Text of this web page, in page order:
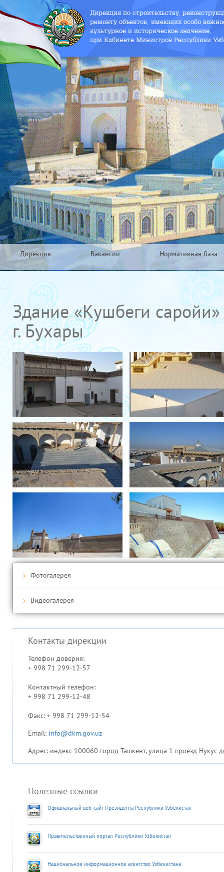
Дирекция по строительству,
ремонту объектов, имеющих особо
культурное и историческое значение,
при Кабинете Министров Республики
Дирекция Вакансии Нормативная база
Здание «Кушбеги саройи»
г. Бухары
Фотогалерея
Видеогалерея
Контакты дирекции
Телефон доверия:
+ 998 71 299-12-57
Контактный телефон:
+ 998 71 299-12-48
Факс: + 998 71 299-12-54
Email: info@dkm.gov.uz
Адрес: индекс 100060 город Ташкент, улица 1 проезд Нукус
Полезные ссылки
Официальный веб-сайт Президента Республики Узбекистан
Правительственный портал Республики Узбекистан
Национальное информационное агентство Узбекистана